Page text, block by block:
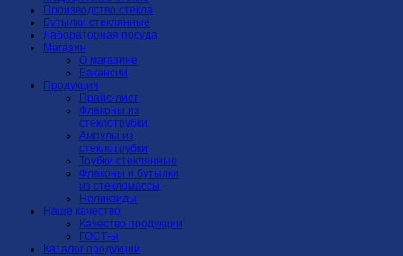
Производство стекла
Бутылки стеклянные
Лабораторная посуда
Магазин
О магазине
Вакансии
Продукция
Прайс-лист
Флаконы из
стеклотрубки
Ампулы из
стеклотрубки
Трубки стеклянные
Флаконы и бутылки
из стекломассы
Неликвиды
Наше качество
Качество продукции
ГОСТ-ы
Каталог продукции